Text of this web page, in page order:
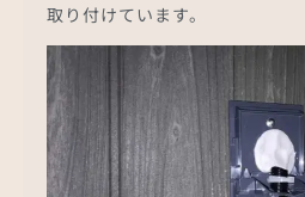
取り付けています。